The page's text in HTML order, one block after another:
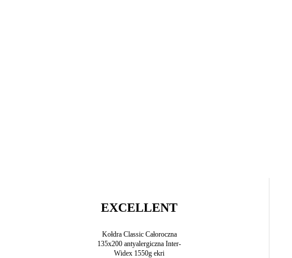
EXCELLENT
Kołdra Classic Całoroczna
135x200 antyalergiczna Inter-
Widex 1550g ekri